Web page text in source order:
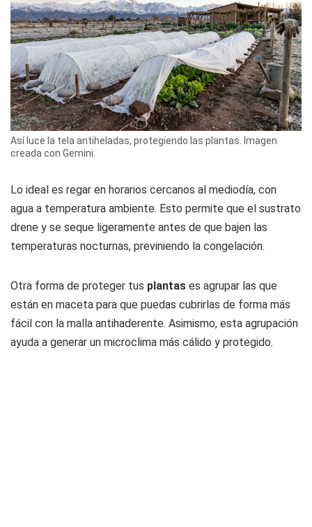
Así luce la tela antiheladas, protegiendo las plantas. Imagen
creada con Gemini.
Lo ideal es regar en horarios cercanos al mediodía, con
agua a temperatura ambiente. Esto permite que el sustrato
drene y se seque ligeramente antes de que bajen las
temperaturas nocturnas, previniendo la congelación.
Otra forma de proteger tus plantas es agrupar las que
están en maceta para que puedas cubrirlas de forma más
fácil con la malla antihaderente. Asimismo, esta agrupación
ayuda a generar un microclima más cálido y protegido.